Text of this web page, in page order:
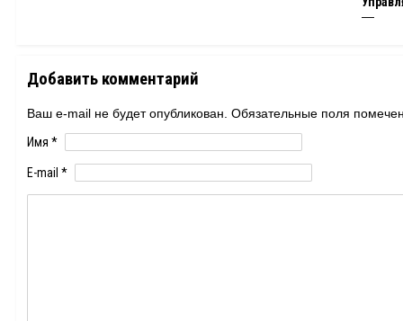
—
Добавить комментарий
Ваш e-mail не будет опубликован. Обязательные поля
Имя *
E-mail *